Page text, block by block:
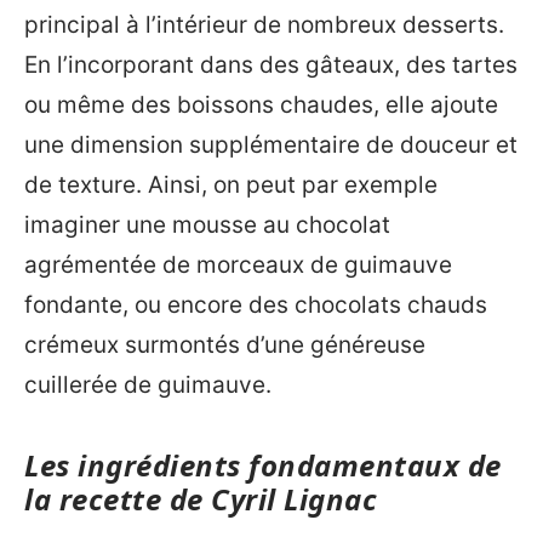
principal à l’intérieur de nombreux desserts.
En l’incorporant dans des gâteaux, des tartes
ou même des boissons chaudes, elle ajoute
une dimension supplémentaire de douceur et
de texture. Ainsi, on peut par exemple
imaginer une mousse au chocolat
agrémentée de morceaux de guimauve
fondante, ou encore des chocolats chauds
crémeux surmontés d’une généreuse
cuillerée de guimauve.
Les ingrédients fondamentaux de
la recette de Cyril Lignac